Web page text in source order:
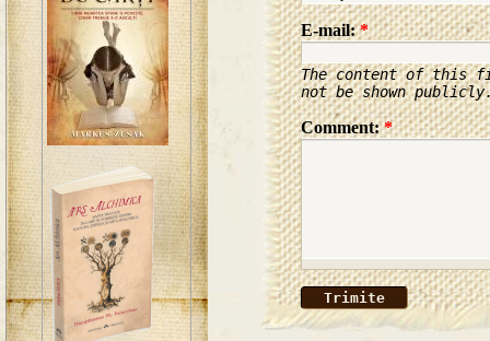
E-mail:*
The content of this
not be shown
Comment:*